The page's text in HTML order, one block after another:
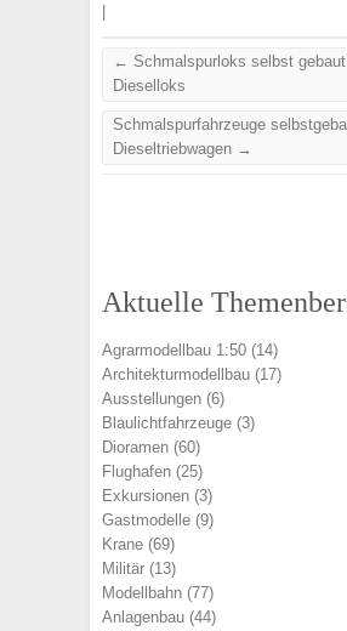
← Schmalspurloks selbst
Dieselloks
Schmalspurfahrzeuge
Dieseltriebwagen →
Aktuelle
Agrarmodellbau 1:50 (14)
Architekturmodellbau (17)
Ausstellungen (6)
Blaulichtfahrzeuge (3)
Dioramen (60)
Flughafen (25)
Exkursionen (3)
Gastmodelle (9)
Krane (69)
Militär (13)
Modellbahn (77)
Anlagenbau (44)